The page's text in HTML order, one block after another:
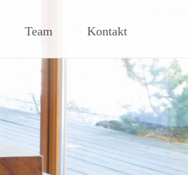
Team Kontakt